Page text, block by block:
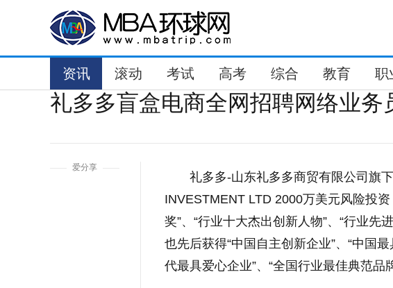
资讯 滚动 考试 高考 综合 教育 职
礼多多盲盒电商全网招聘网络业务
爱分享
礼多多-山东礼多多商贸有限公司旗
INVESTMENT LTD 2000万美元风险投
奖”、“行业十大杰出创新人物”、“行业先
也先后获得“中国自主创新企业”、“中国
代最具爱心企业”、“全国行业最佳典范品